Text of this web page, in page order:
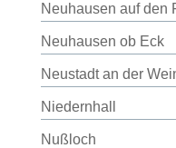
Neuhausen auf den
Neuhausen ob Eck
Neustadt an der
Niedernhall
Nußloch